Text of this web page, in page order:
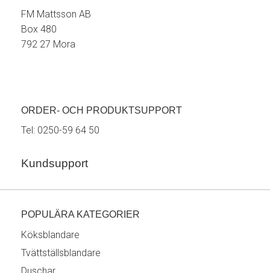
FM Mattsson AB
Box 480
792 27 Mora
ORDER- OCH PRODUKTSUPPORT
Tel: 0250-59 64 50
Kundsupport
POPULÄRA KATEGORIER
Köksblandare
Tvättställsblandare